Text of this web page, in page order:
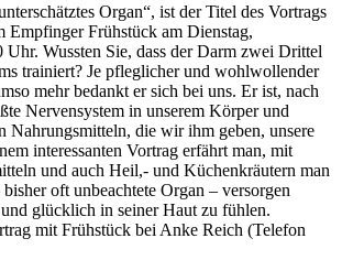
Organ“, ist der Titel des Vortrags
Empfinger Frühstück am Dienstag,
Uhr. Wussten Sie, dass der Darm zwei Drittel
trainiert? Je pfleglicher und wohlwollender
mehr bedankt er sich bei uns. Er ist, nach
Nervensystem in unserem Körper und
Nahrungsmitteln, die wir ihm geben, unsere
interessanten Vortrag erfährt man, mit
und auch Heil,- und Küchenkräutern man
oft unbeachtete Organ – versorgen
glücklich in seiner Haut zu fühlen.
mit Frühstück bei Anke Reich (Telefon